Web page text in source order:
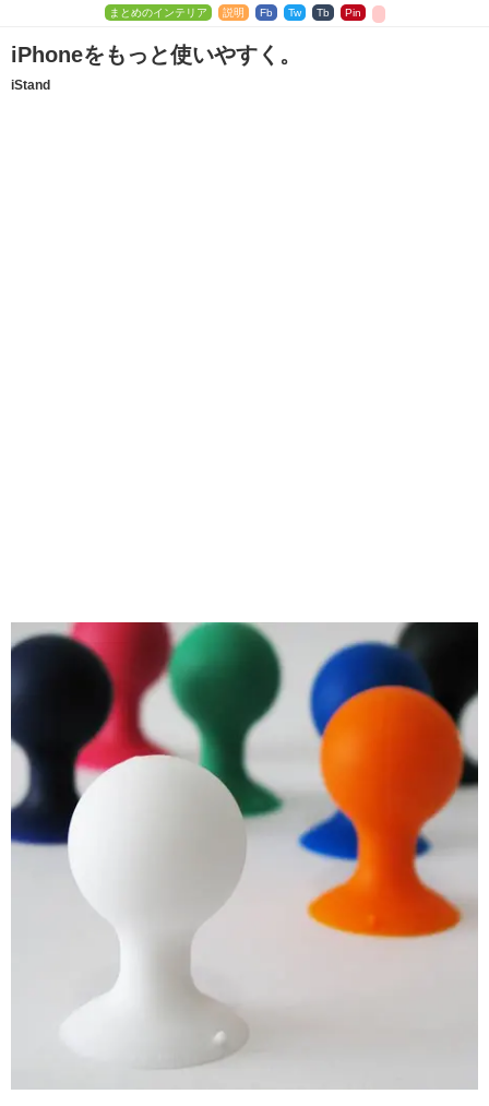
まとめのインテリア 説明 Fb Tw Tb Pin
iPhoneをもっと使いやすく。
iStand